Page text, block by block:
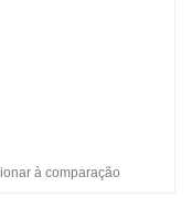
à comparação